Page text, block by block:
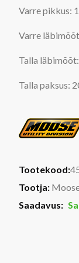
Varre pikkus:
Varre
Talla
Talla paksus:
Tootekood:
Tootja:
Saadavus: